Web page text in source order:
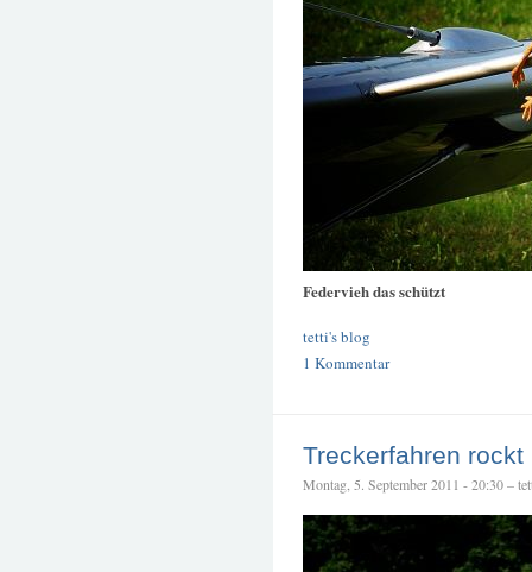
Federvieh das schützt
tetti's blog
1 Kommentar
Treckerfahren rockt
Montag, 5. September 2011 - 20:30 –